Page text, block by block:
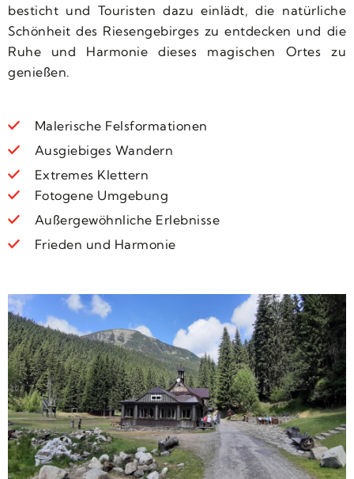
besticht und Touristen dazu einlädt, die natürliche
Schönheit des Riesengebirges zu entdecken und die
Ruhe und Harmonie dieses magischen Ortes zu
genießen.
Malerische Felsformationen
Ausgiebiges Wandern
Extremes Klettern
Fotogene Umgebung
Außergewöhnliche Erlebnisse
Frieden und Harmonie